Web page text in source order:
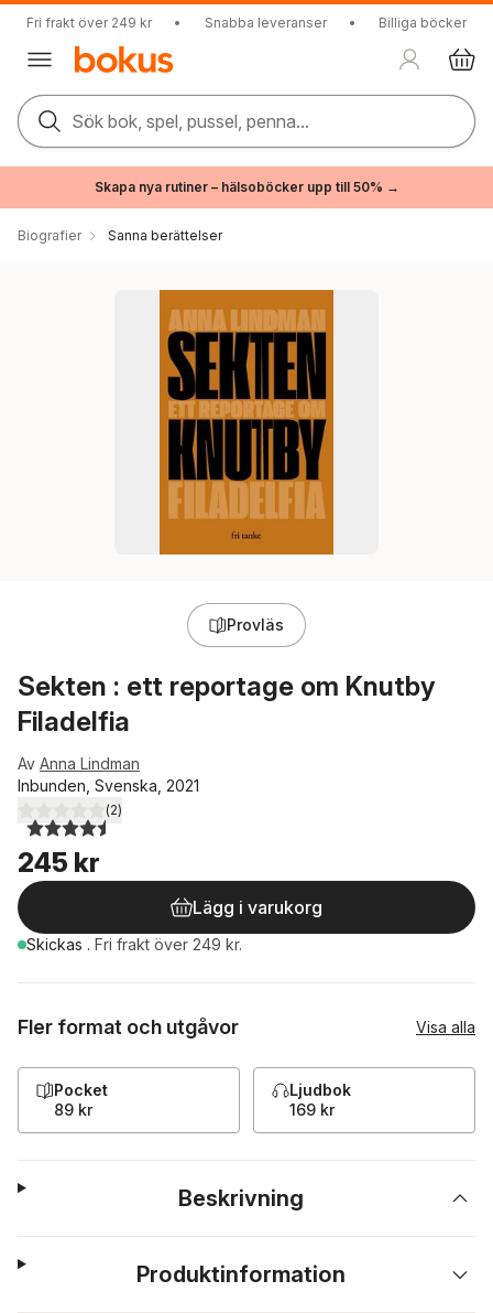
Fri frakt över 249 kr • Snabba leveranser • Billiga böcker
Sök bok, spel, pussel, penna...
Skapa nya rutiner – hälsoböcker upp till 50% →
Biografier Sanna berättelser
Provläs
Sekten : ett reportage om Knutby
Filadelfia
Av Anna Lindman
Inbunden, Svenska, 2021
4,5utav 5 stjärnor. Totalt antal röster:
(2)
245 kr
Lägg i varukorg
Skickas . Fri frakt över 249 kr.
Fler format och utgåvor Visa alla
Pocket
89 kr
Ljudbok
169 kr
Beskrivning
Produktinformation